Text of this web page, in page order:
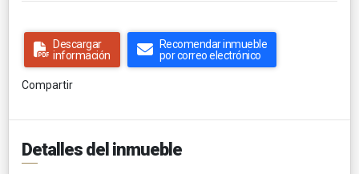
Descargar
información
Recomendar inmueble
por correo electrónico
Compartir
Detalles del inmueble